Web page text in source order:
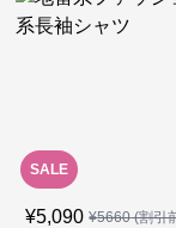
SALE
¥5,090 ¥5660(割引